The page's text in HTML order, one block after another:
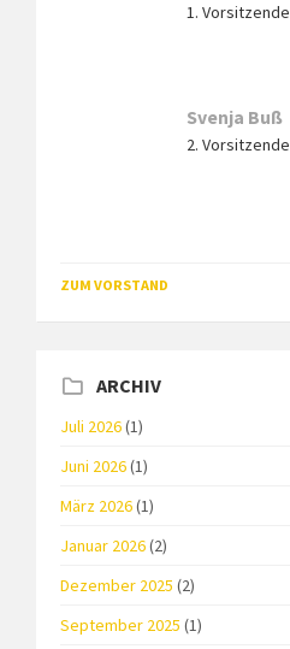
1. Vorsitzende
Svenja Buß
2. Vorsitzende
ZUM VORSTAND
ARCHIV
Juli 2026(1)
Juni 2026(1)
März 2026(1)
Januar 2026(2)
Dezember 2025 (2)
September 2025 (1)